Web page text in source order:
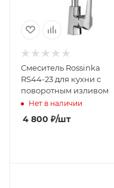
Смеситель Rossinka
RS44-23 для кухни с
поворотным изливом
Нет в наличии
4 800 ₽/шт